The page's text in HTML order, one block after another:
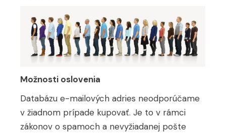
Možnosti oslovenia
Databázu e-mailových adries neodporúčame
v žiadnom prípade kupovať. Je to v rámci
zákonov o spamoch a nevyžiadanej pošte